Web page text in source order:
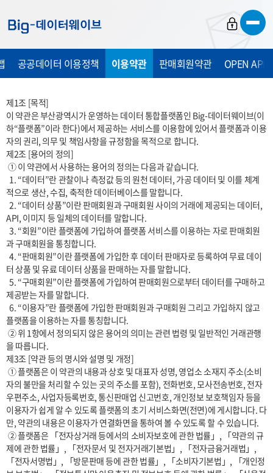
가
기
가
기
가
기
공공데이터 이용정책 이용약관 판매회원약관 OPEN API
제1조 [목적]
이 약관은 부산광역시가 운영하는 데이터 통합플랫폼인 Big-데이터웨이브(이
하“플랫폼”이라 한다)에서 제공하는 서비스를 이용함에 있어서 플랫폼과 이용
자의 권리, 의무 및 책임사항을 규정함을 목적으로 합니다.
제2조 [용어의 정의]
적으로 생산, 수집, 축적한 데이터베이스를 말합니다.
  2. “데이터 상품”이란 판매회원과 구매회원 사이의 거래에 제공되는 데이터,
API, 이미지 등 일체의 데이터를 말합니다.
  3. “회원”이란 플랫폼에 가입하여 플랫폼 서비스를 이용하는 자로 판매회원
과 구매회원을 통칭합니다.
  4. “판매회원”이란 플랫폼에 가입한 후 데이터 판매자로 등록하여 무료 데이
터 상품 및 유료 데이터 상품을 판매하는 자를 말합니다.
  5. “구매회원”이란 플랫폼에 가입하여 판매회원으로부터 데이터를 구매하고
제공받는 자를 말합니다.
  6. “이용자”란 플랫폼에 가입한 판매회원과 구매회원 그리고 가입하지 않고
플랫폼을 이용하는 자를 통칭합니다.
을 따릅니다.
제3조 [약관 등의 명시와 설명 및 개정]
자의 불만을 처리할 수 있는 곳의 주소를 포함), 전화번호, 모사전송번호, 전자
우편주소, 사업자등록번호, 통신판매업 신고번호, 개인정보 보호책임자 등을
이용자가 쉽게 알 수 있도록 플랫폼의 초기 서비스화면(전면)에 게시합니다. 다
만, 약관의 내용은 이용자가 연결화면을 통하여 볼 수 있도록 할 수 있습니다.
제에 관한 법률」, 「전자문서 및 전자거래기본법」, 「전자금융거래법」,
「전자서명법」, 「방문판매 등에 관한 법률」, 「소비자기본법」, 「개인정